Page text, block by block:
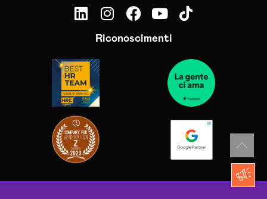
Riconoscimenti